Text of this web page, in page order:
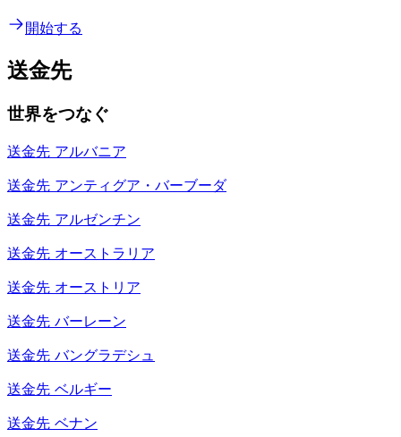
開始する
送金先
世界をつなぐ
送金先 アルバニア
送金先 アンティグア・バーブーダ
送金先 アルゼンチン
送金先 オーストラリア
送金先 オーストリア
送金先 バーレーン
送金先 バングラデシュ
送金先 ベルギー
送金先 ベナン